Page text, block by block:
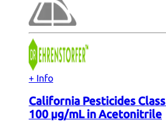
+ Info
California Pesticides
100 µg/mL in Acetonitrile